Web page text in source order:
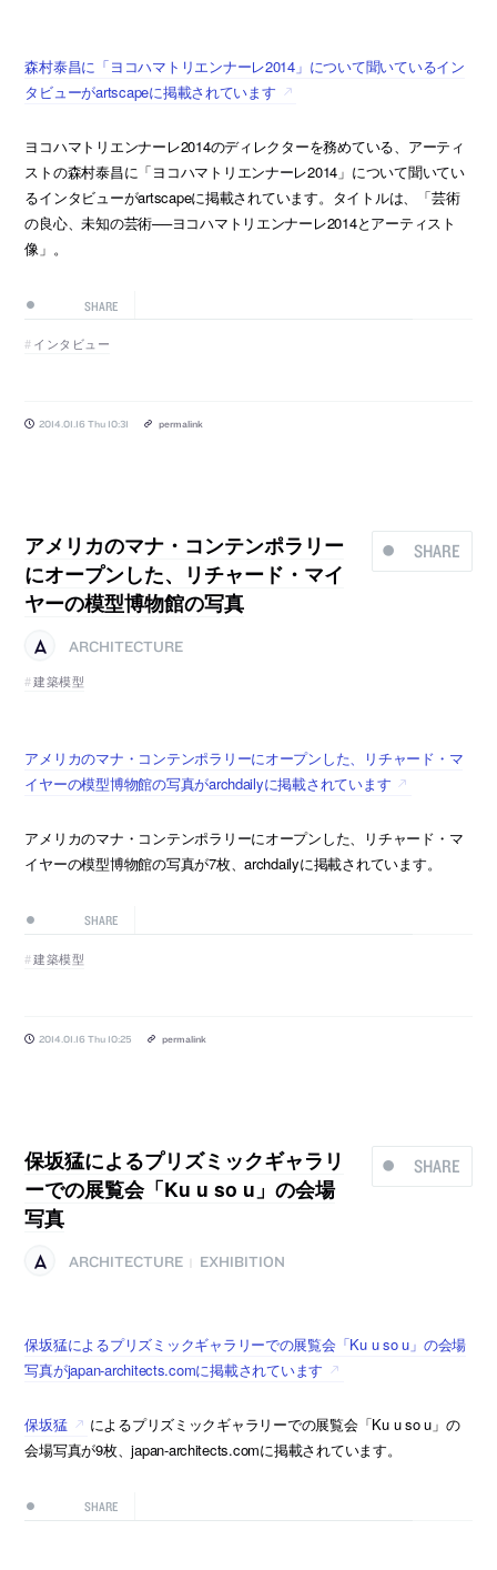
森村泰昌に「ヨコハマトリエンナーレ2014」について聞いているイン
タビューがartscapeに掲載されています
ヨコハマトリエンナーレ2014のディレクターを務めている、アーティ
ストの森村泰昌に「ヨコハマトリエンナーレ2014」について聞いてい
るインタビューがartscapeに掲載されています。タイトルは、「芸術
の良心、未知の芸術──ヨコハマトリエンナーレ2014とアーティスト
像」。
SHARE
インタビュー
2014.01.16 Thu 10:31 permalink
SHARE
アメリカのマナ・コンテンポラリー
にオープンした、リチャード・マイ
ヤーの模型博物館の写真
ARCHITECTURE
建築模型
アメリカのマナ・コンテンポラリーにオープンした、リチャード・マ
イヤーの模型博物館の写真がarchdailyに掲載されています
アメリカのマナ・コンテンポラリーにオープンした、リチャード・マ
イヤーの模型博物館の写真が7枚、archdailyに掲載されています。
SHARE
建築模型
2014.01.16 Thu 10:25 permalink
SHARE
保坂猛によるプリズミックギャラリ
ーでの展覧会「Ku u so u」の会場
写真
ARCHITECTURE EXHIBITION
保坂猛によるプリズミックギャラリーでの展覧会「Ku u so u」の会場
写真がjapan-architects.comに掲載されています
保坂猛
によるプリズミックギャラリーでの展覧会「Ku u so u」の
会場写真が9枚、japan-architects.comに掲載されています。
SHARE